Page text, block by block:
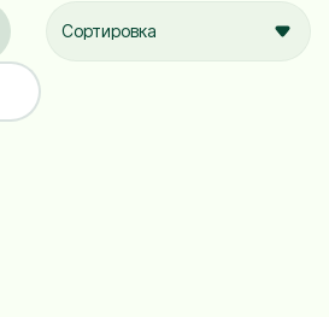
Сортировка